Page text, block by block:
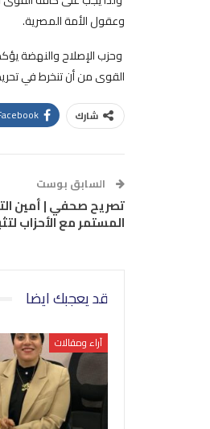
وعقول الأمة المصرية.
وحزب الإصلاح والنهضة
القوى من أن تنخرط في تحريض أو
شارك
السابق بوست
تصريح صحفي | أمين
المستمر مع الأحزاب
قد يعجبك ايضا
آراء ومقالات